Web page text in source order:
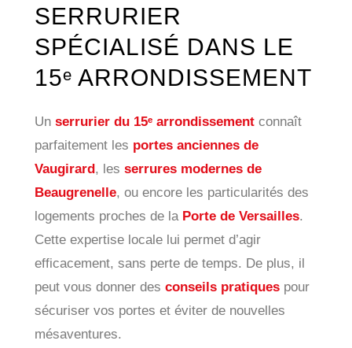
SERRURIER
SPÉCIALISÉ DANS LE
15ᵉ ARRONDISSEMENT
Un serrurier du 15ᵉ arrondissementconnaît
parfaitement les portes anciennes de
Vaugirard , les serrures modernes de
Beaugrenelle, ou encore les particularités des
logements proches de la Porte de Versailles.
Cette expertise locale lui permet d’agir
efficacement, sans perte de temps. De plus, il
peut vous donner des conseils pratiquespour
sécuriser vos portes et éviter de nouvelles
mésaventures.